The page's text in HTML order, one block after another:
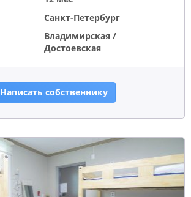
Санкт-Петербург
Владимирская /
Достоевская
Написать собственнику